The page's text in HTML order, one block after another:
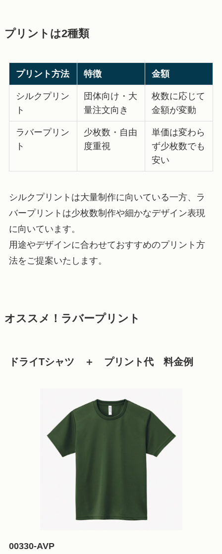
プリントは2種類
プリント方法 特徴 金額
シルクプリン
ト
団体向け・大
量注文向き
枚数に応じて
金額が変動
ラバープリン
ト
少枚数・自由
度重視
単価は変わら
ず少枚数でも
安い
シルクプリントは大量制作に向いている一方、ラ
バープリントは少枚数制作や細かなデザイン表現
に向いています。
用途やデザインに合わせておすすめのプリント方
法をご提案いたします。
オススメ！ラバープリント
ドライTシャツ ＋ プリント代 料金例
00330-AVP